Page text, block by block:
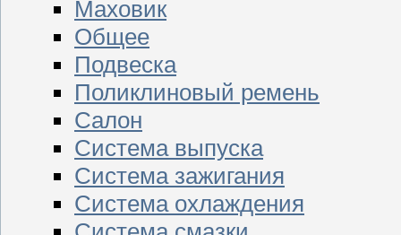
Маховик
Общее
Подвеска
Поликлиновый ремень
Салон
Система выпуска
Система зажигания
Система охлаждения